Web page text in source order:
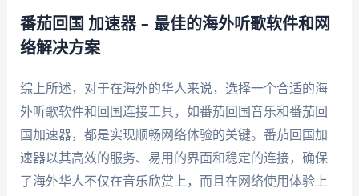
番茄回国 加速器 – 最佳的海外听歌软件和网
络解决方案
综上所述，对于在海外的华人来说，选择一个合适的海
外听歌软件和回国连接工具，如番茄回国音乐和番茄回
国加速器，都是实现顺畅网络体验的关键。番茄回国加
速器以其高效的服务、易用的界面和稳定的连接，确保
了海外华人不仅在音乐欣赏上，而且在网络使用体验上